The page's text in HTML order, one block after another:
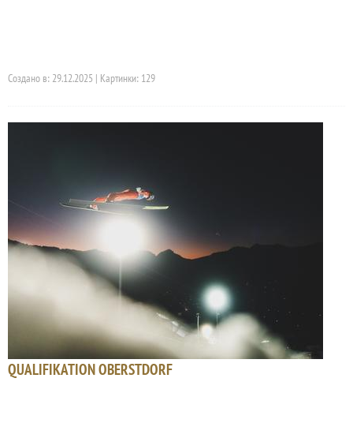
Создано в: 29.12.2025 | Картинки: 129
QUALIFIKATION OBERSTDORF